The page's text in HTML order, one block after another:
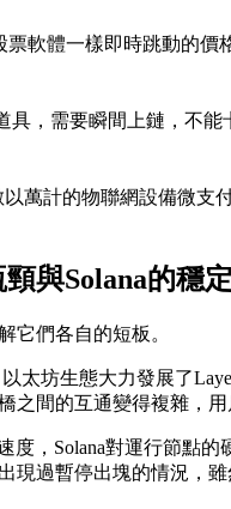
票軟體一樣即時跳動的價
具，需要瞬間上鏈，不能
以萬計的物聯網設備微支
與Solana的穩
它們各自的短板。
太坊生態大力發展了
間的互通變得複雜，
度，Solana對運行節點
過暫停出塊的情況，